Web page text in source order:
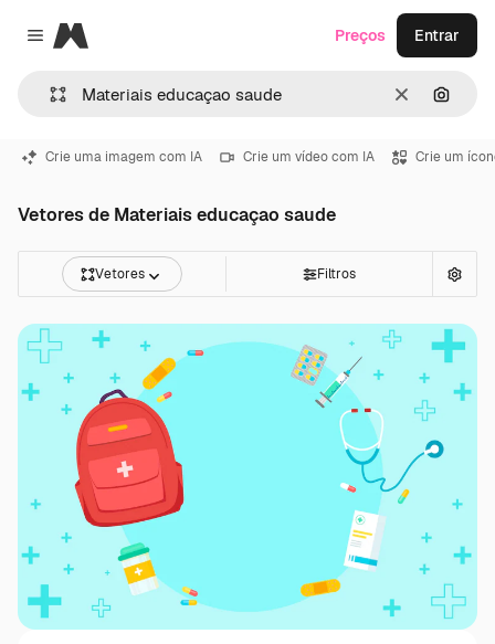
Close menu
Magnific
Limpar
Preços Entrar
Crie uma imagem com IA Crie um vídeo com IA Crie um
Vetores de Materiais educaçao saude
Vetores Filtros